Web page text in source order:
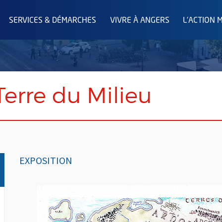
SERVICES & DÉMARCHES VIVRE À ANGERS L'ACTION
du Milieu
EXPOSITION